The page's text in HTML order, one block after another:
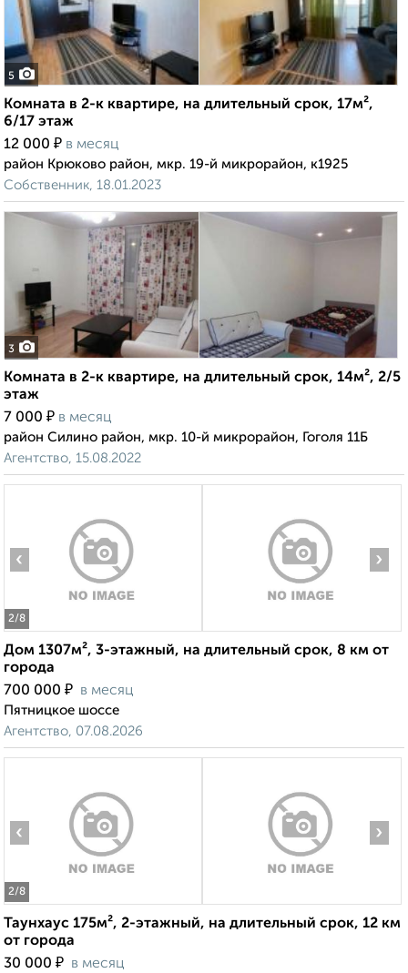
5
Комната в 2-к квартире, на длительный срок, 17м²,
6/17 этаж
12 000 ₽ в месяц
район Крюково район, мкр. 19-й микрорайон, к1925
Собственник, 18.01.2023
3
Комната в 2-к квартире, на длительный срок, 14м², 2/5
этаж
7 000 ₽ в месяц
район Силино район, мкр. 10-й микрорайон, Гоголя 11Б
Агентство, 15.08.2022
2/8
‹ ›
Дом 1307м², 3-этажный, на длительный срок, 8 км от
города
700 000 ₽ в месяц
Пятницкое шоссе
Агентство, 07.08.2026
2/8
‹ ›
Таунхаус 175м², 2-этажный, на длительный срок, 12 км
от города
30 000 ₽ в месяц